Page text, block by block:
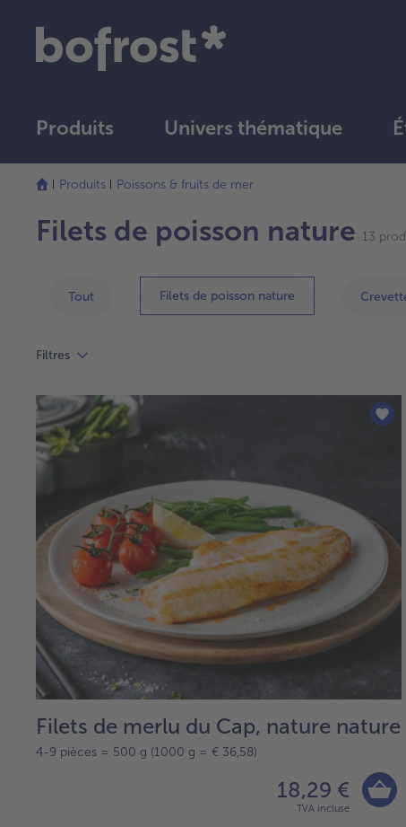
Produits Univers thématique
Produits
Poissons & fruits de mer
Filets de poisson nature 13
Tout Filets de poisson nature
Filtres
Filets de merlu du Cap, nature nature
4-9 pièces = 500 g (1000 g = € 36,58)
18,29 €
TVA incluse
La
liste
été
actualisée.